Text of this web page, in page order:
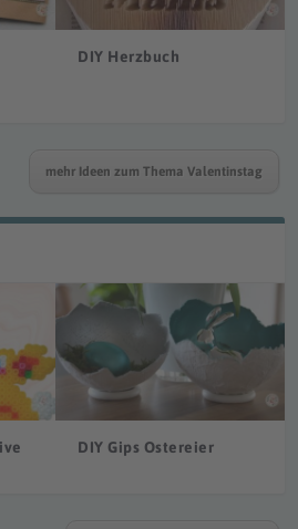
DIY Herzbuch
mehr Ideen zum Thema Valentinstag
DIY Gips Ostereier